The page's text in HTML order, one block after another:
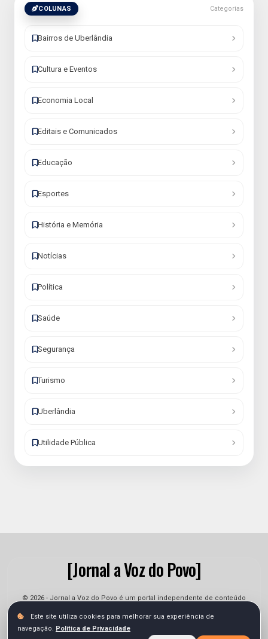
COLUNAS Categorias
Bairros de Uberlândia
Cultura e Eventos
Economia Local
Editais e Comunicados
Educação
Esportes
História e Memória
Notícias
Política
Saúde
Segurança
Turismo
Uberlândia
Utilidade Pública
Este site utiliza cookies para melhorar sua experiência de
navegação. Política de Privacidade
[Jornal a Voz do Povo]
© 2026 - Jornal a Voz do Povo é um portal independente de conteúdo
informativo e jornalístico. As informações podem sofrer alterações.